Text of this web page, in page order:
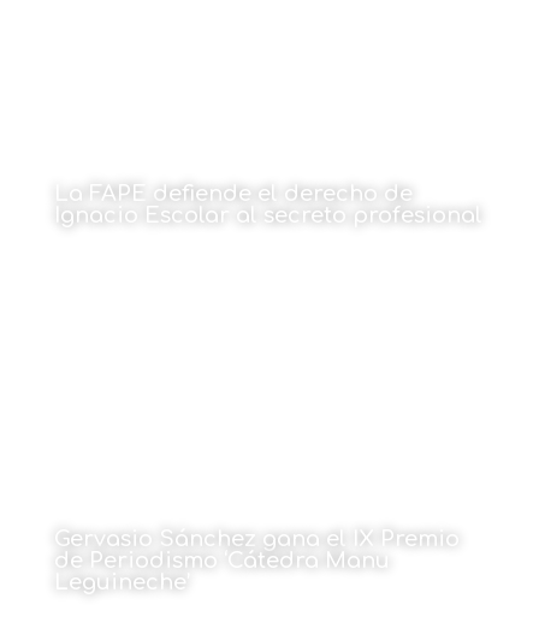
La FAPE defiende el derecho de
Ignacio Escolar al secreto profesional
Gervasio Sánchez gana el IX Premio
de Periodismo ‘Cátedra Manu
Leguineche’